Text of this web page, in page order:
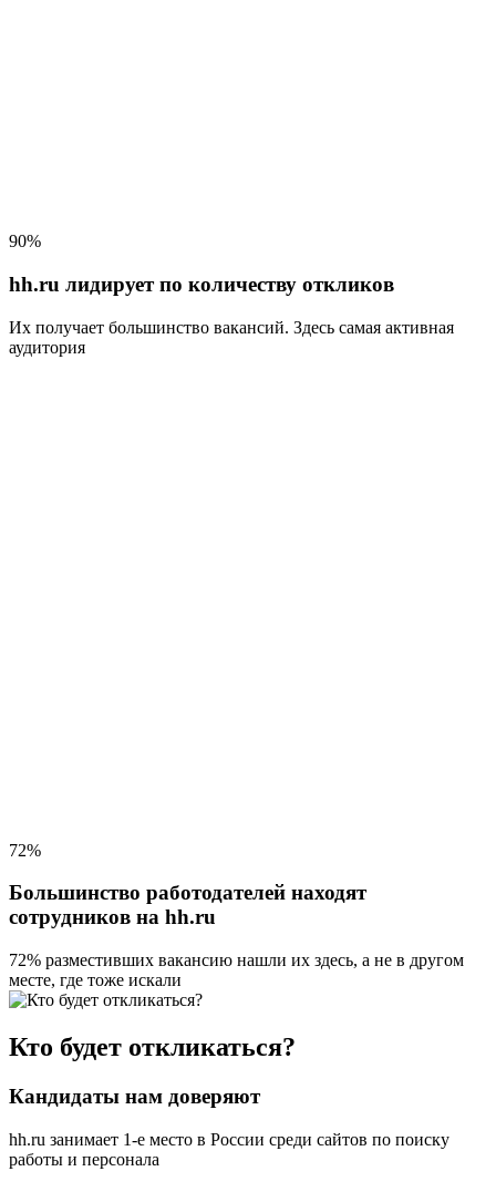
90%
hh.ru лидирует по количеству откликов
Их получает большинство вакансий. Здесь самая активная
аудитория
72%
Большинство работодателей находят
сотрудников на hh.ru
72% разместивших вакансию нашли их здесь, а не в другом
месте, где тоже искали
Кто будет откликаться?
Кандидаты нам доверяют
hh.ru занимает 1-е место в России среди сайтов по поиску
работы и персонала